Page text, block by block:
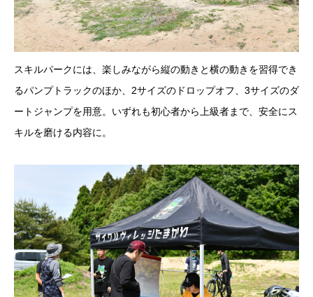
スキルパークには、楽しみながら縦の動きと横の動きを習得でき
るパンプトラックのほか、2サイズのドロップオフ、3サイズのダ
ートジャンプを用意。いずれも初心者から上級者まで、安全にス
キルを磨ける内容に。